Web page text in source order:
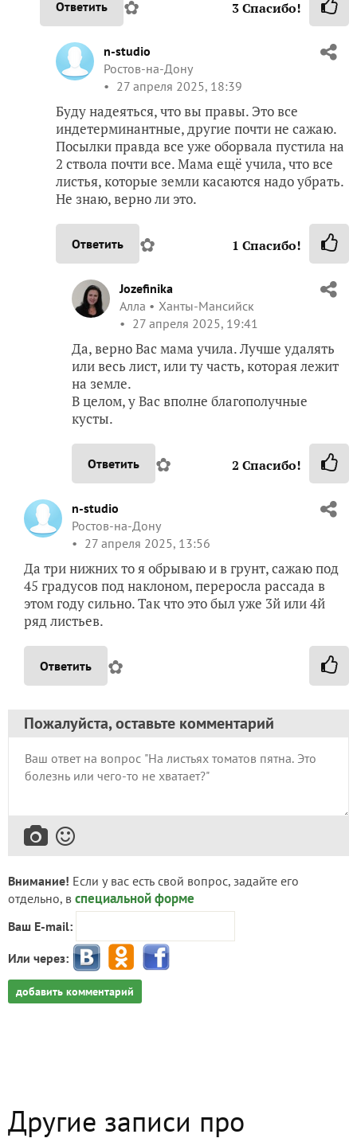
Ответить ✿ 3Спасибо!
n-studio
Ростов-на-Дону
27 апреля 2025, 18:39
Буду надеяться, что вы правы. Это все
индетерминантные, другие почти не сажаю.
Посылки правда все уже оборвала пустила на
2 ствола почти все. Мама ещё учила, что все
листья, которые земли касаются надо убрать.
Не знаю, верно ли это.
Ответить ✿ 1 Спасибо!
Jozefinika
Алла
Ханты-Мансийск
27 апреля 2025, 19:41
Да, верно Вас мама учила. Лучше удалять
или весь лист, или ту часть, которая лежит
на земле.
В целом, у Вас вполне благополучные
кусты.
Ответить ✿ 2 Спасибо!
n-studio
Ростов-на-Дону
27 апреля 2025, 13:56
Да три нижних то я обрываю и в грунт, сажаю под
45 градусов под наклоном, переросла рассада в
этом году сильно. Так что это был уже 3й или 4й
ряд листьев.
Ответить ✿
Пожалуйста, оставьте комментарий
Внимание! Если у вас есть свой вопрос, задайте его
отдельно, в специальной форме
Ваш E-mail:
Или через:
добавить комментарий
Другие записи про